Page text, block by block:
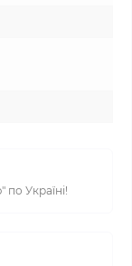
Україні!